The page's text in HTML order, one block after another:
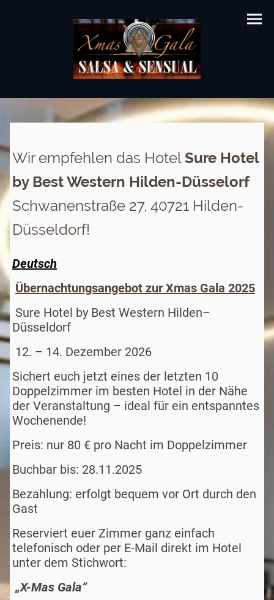
Wir empfehlen das HotelSure Hotel
by Best Western Hilden-Düsselorf
Schwanenstraße 27, 40721 Hilden-
Düsseldorf!
Deutsch
Übernachtungsangebot zur Xmas Gala 2025
Sure Hotel by Best Western Hilden–
Düsseldorf
12. – 14. Dezember 2026
Sichert euch jetzt eines der letzten 10
Doppelzimmer im besten Hotel in der Nähe
der Veranstaltung – ideal für ein entspanntes
Wochenende!
Preis: nur 80 € pro Nacht im Doppelzimmer
Buchbar bis: 28.11.2025
Bezahlung: erfolgt bequem vor Ort durch den
Gast
Reserviert euer Zimmer ganz einfach
telefonisch oder per E-Mail direkt im Hotel
unter dem Stichwort:
„X-Mas Gala“